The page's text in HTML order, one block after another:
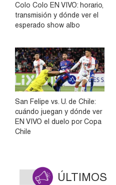
Colo Colo EN VIVO: horario,
transmisión y dónde ver el
esperado show albo
San Felipe vs. U. de Chile:
cuándo juegan y dónde ver
EN VIVO el duelo por Copa
Chile
ÚLTIMOS